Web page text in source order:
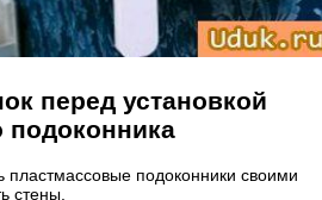
перед установкой
подоконника
пластмассовые подоконники своими
стены.